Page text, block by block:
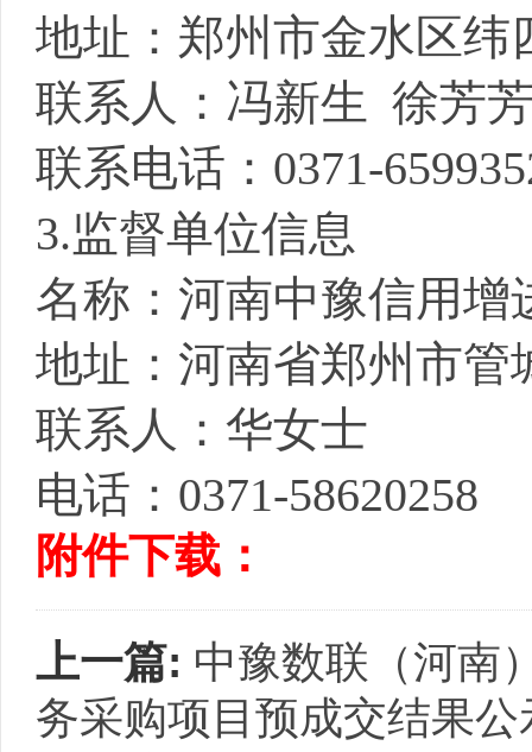
地址：郑州市金水区纬
联系人：冯新生 徐芳
联系电话： 0371-
3.监督单位信息
名称：河南中豫信用增
地址：河南省郑州市管
联系人：华女士
电话： 0371-58620258
附件下载：
上一篇: 中豫数联（河南
务采购项目预成交结果公